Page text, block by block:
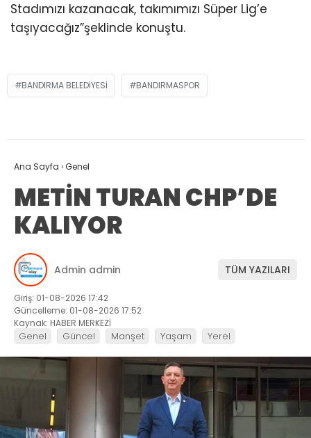
Stadımızı kazanacak, takımımızı Süper Lig’e
taşıyacağız”şeklinde konuştu.
BANDIRMA BELEDİYESİ BANDIRMASPOR
Ana Sayfa ›Genel
METİN TURAN CHP’DE
KALIYOR
Admin admin TÜM YAZILARI
Giriş: 01-08-2026 17:42
Güncelleme: 01-08-2026 17:52
Kaynak: HABER MERKEZİ
Genel Güncel Manşet Yaşam Yerel